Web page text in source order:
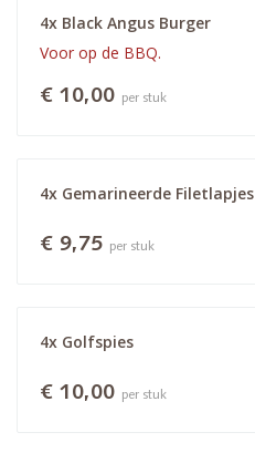
4x Black Angus Burger
Voor op de BBQ.
€ 10,00 per stuk
4x Gemarineerde Filetlapjes
€ 9,75 per stuk
4x Golfspies
€ 10,00 per stuk